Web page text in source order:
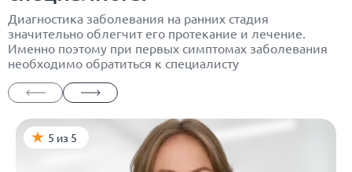
Диагностика заболевания на ранних стадия
значительно облегчит его протекание и лечение.
Именно поэтому при первых симптомах заболевания
необходимо обратиться к специалисту
5 из 5